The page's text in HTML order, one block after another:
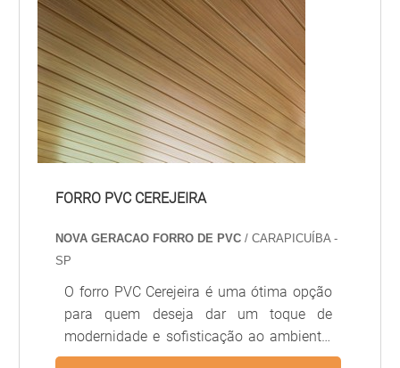
FORRO PVC CEREJEIRA
NOVA GERACAO FORRO DE PVC/ CARAPICUÍBA -
SP
O forro PVC Cerejeira é uma ótima opção
para quem deseja dar um toque de
modernidade e sofisticação ao ambiente.
Além de ser resistente, o forro PVC